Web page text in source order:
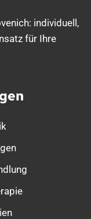
individuell,
für Ihre